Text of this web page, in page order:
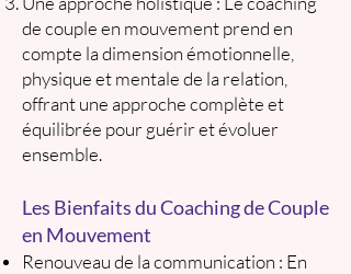
de couple en mouvement prend en
compte la dimension émotionnelle,
physique et mentale de la relation,
offrant une approche complète et
équilibrée pour guérir et évoluer
ensemble.
Les Bienfaits du Coaching de Couple
en Mouvement
Renouveau de la communication : En